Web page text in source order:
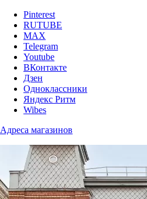
Pinterest
RUTUBE
MAX
Telegram
Youtube
ВКонтакте
Дзен
Одноклассники
Яндекс Ритм
Wibes
Адреса магазинов